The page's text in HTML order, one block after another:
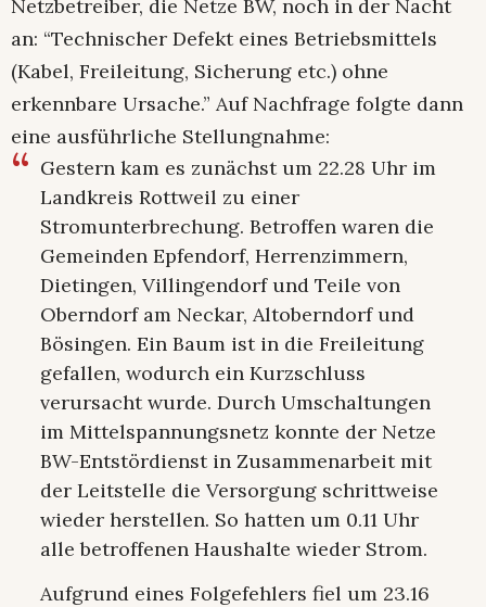
Netzbetreiber, die Netze BW, noch in der Nacht
an: “Technischer Defekt eines Betriebsmittels
(Kabel, Freileitung, Sicherung etc.) ohne
erkennbare Ursache.” Auf Nachfrage folgte dann
eine ausführliche Stellungnahme:
Gestern kam es zunächst um 22.28 Uhr im
Landkreis Rottweil zu einer
Stromunterbrechung. Betroffen waren die
Gemeinden Epfendorf, Herrenzimmern,
Dietingen, Villingendorf und Teile von
Oberndorf am Neckar, Altoberndorf und
Bösingen. Ein Baum ist in die Freileitung
gefallen, wodurch ein Kurzschluss
verursacht wurde. Durch Umschaltungen
im Mittelspannungsnetz konnte der Netze
BW-Entstördienst in Zusammenarbeit mit
der Leitstelle die Versorgung schrittweise
wieder herstellen. So hatten um 0.11 Uhr
alle betroffenen Haushalte wieder Strom.
Aufgrund eines Folgefehlers fiel um 23.16